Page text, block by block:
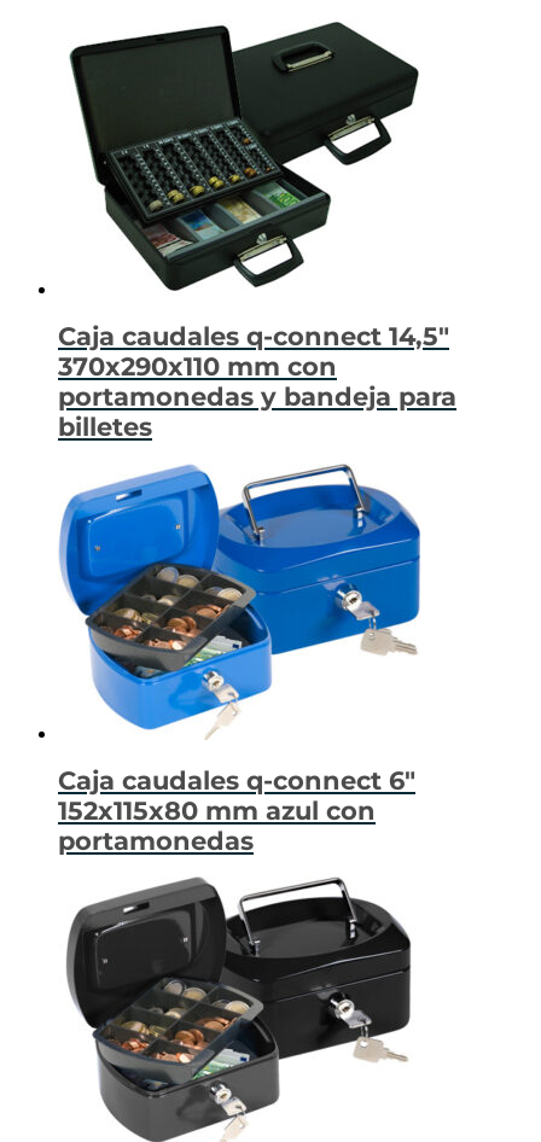
Caja caudales q-connect 14,5″
370x290x110 mm con
portamonedas y bandeja para
billetes
Caja caudales q-connect 6″
152x115x80 mm azul con
portamonedas